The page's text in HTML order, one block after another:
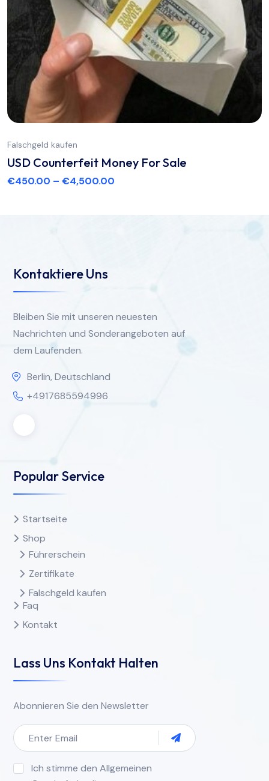
Falschgeld kaufen
USD Counterfeit Money For Sale
€450.00 – €4,500.00
Kontaktiere Uns
Bleiben Sie mit unseren neuesten
Nachrichten und Sonderangeboten auf
dem Laufenden.
Berlin, Deutschland
+4917685594996
Popular Service
Startseite
Shop
Führerschein
Zertifikate
Falschgeld kaufen
Faq
Kontakt
Lass Uns Kontakt Halten
Abonnieren Sie den Newsletter
Ich stimme den Allgemeinen